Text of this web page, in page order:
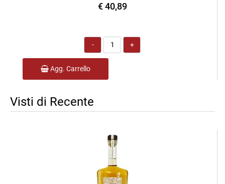
€ 40,89
Quantità
Agg. Carrello
Visti di Recente